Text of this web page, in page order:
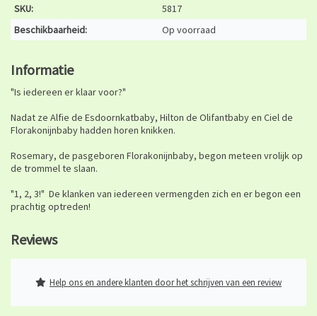
SKU:
5817
Beschikbaarheid:
Op voorraad
Informatie
"Is iedereen er klaar voor?"
Nadat ze Alfie de Esdoornkatbaby, Hilton de Olifantbaby en Ciel de
Florakonijnbaby hadden horen knikken.
Rosemary, de pasgeboren Florakonijnbaby, begon meteen vrolijk op
de trommel te slaan.
"1, 2, 3!" De klanken van iedereen vermengden zich en er begon een
prachtig optreden!
Reviews
Help ons en andere klanten door het schrijven van een review